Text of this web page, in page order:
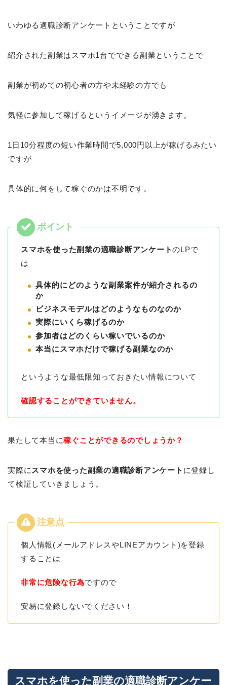
いわゆる適職診断アンケートということですが
紹介された副業はスマホ1台でできる副業ということで
副業が初めての初心者の方や未経験の方でも
気軽に参加して稼げるというイメージが湧きます。
1日10分程度の短い作業時間で5,000円以上が稼げるみたい
ですが
具体的に何をして稼ぐのかは不明です。
スマホを使った副業の適職診断アンケートのLPで
は
具体的にどのような副業案件が紹介されるの
か
ビジネスモデルはどのようなものなのか
実際にいくら稼げるのか
参加者はどのくらい稼いでいるのか
本当にスマホだけで稼げる副業なのか
というような最低限知っておきたい情報について
確認することができていません。
果たして本当に稼ぐことができるのでしょうか？
実際に スマホを使った副業の適職診断アンケート に登録し
て検証していきましょう。
個人情報(メールアドレスやLINEアカウント)を登録
することは
非常に危険な行為ですので
安易に登録しないでください！
スマホを使った副業の適職診断アンケー